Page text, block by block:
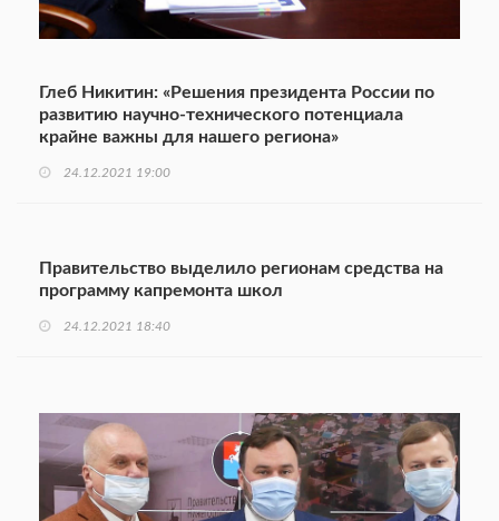
Глеб Никитин: «Решения президента России по
развитию научно-технического потенциала
крайне важны для нашего региона»
24.12.2021 19:00
Правительство выделило регионам средства на
программу капремонта школ
24.12.2021 18:40